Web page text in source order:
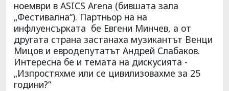
ноември в ASICS Arena (бившата зала
„Фестивална“). Партньор на на
инфлуенсърката бе Евгени Минчев, а от
другата страна застанаха музикантът Венци
Мицов и евродепутатът Андрей Слабаков.
Интересна бе и темата на дискусията -
„Изпростяхме или се цивилизовахме за 25
години?“